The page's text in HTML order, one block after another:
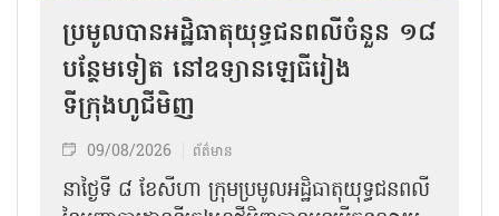
ប្រមូលបានអដ្ឋិធាតុយុទ្ធជនពលីចំនួន ១៨
បន្ថែមទៀត នៅឧទ្យានឡេធីរៀង
ទីក្រុងហូជីមិញ
09/08/2026 ព័ត៌មាន
នាថ្ងៃទី ៨ ខែសីហា ក្រុមប្រមូលអដ្ឋិធាតុយុទ្ធជនពលី